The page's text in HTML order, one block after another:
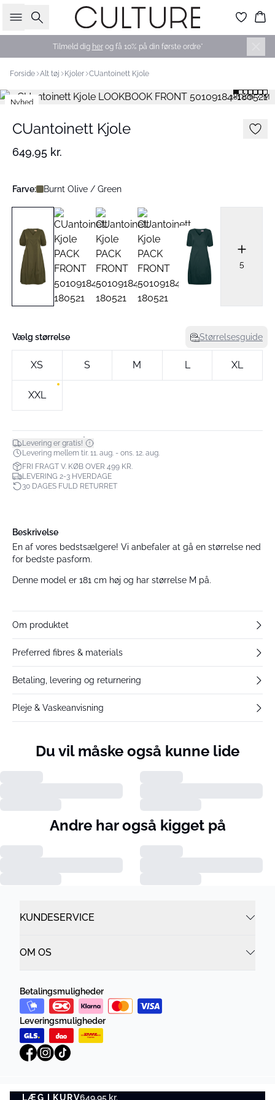
Søg
Tilmeld dig herog få 10% på din første ordre*
Forside Alt tøj Kjoler CUantoinett Kjole
181 cm • M
Nyhed
CUantoinett Kjole
649,95 kr.
Farve: Burnt Olive / Green
5
Vælg størrelse Størrelsesguide
XS S M L XL
XXL
Levering er gratis!*
Levering mellem tir. 11. aug. - ons. 12. aug.
FRI FRAGT V. KØB OVER 499 KR.
LEVERING 2-3 HVERDAGE
30 DAGES FULD RETURRET
LÆG I KURV649,95 kr.
Beskrivelse
En af vores bedstsælgere! Vi anbefaler at gå en størrelse ned
for bedste pasform.
Denne model er 181 cm høj og har størrelse M på.
Om produktet
Preferred fibres & materials
Betaling, levering og returnering
Pleje & Vaskeanvisning
Du vil måske også kunne lide
Andre har også kigget på
KUNDESERVICE
OM OS
Betalingsmuligheder
Leveringsmuligheder